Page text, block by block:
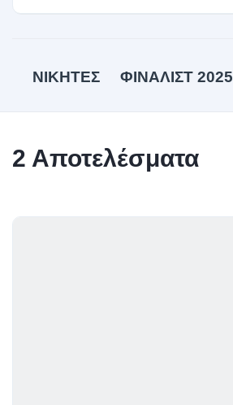
ΝΙΚΗΤΕΣ ΦΙΝΑΛΙΣΤ 2025
2 Αποτελέσματα